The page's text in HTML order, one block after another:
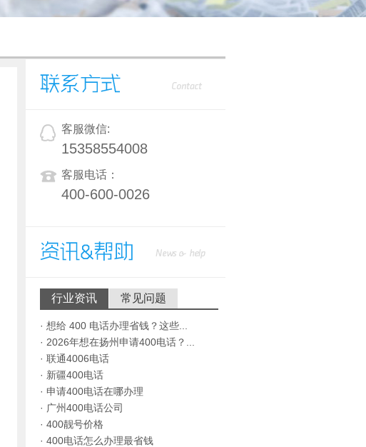
客服微信:
15358554008
客服电话：
400-600-0026
行业资讯 常见问题
· 想给 400 电话办理省钱？这些...
· 2026年想在扬州申请400电话？...
· 联通4006电话
· 新疆400电话
· 申请400电话在哪办理
· 广州400电话公司
· 400靓号价格
· 400电话怎么办理最省钱